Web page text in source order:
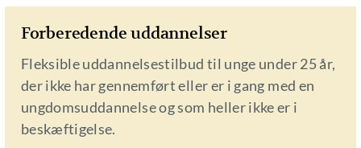
Forberedende uddannelser
Fleksible uddannelsestilbud til unge under 25 år,
der ikke har gennemført eller er i gang med en
ungdomsuddannelse og som heller ikke er i
beskæftigelse.